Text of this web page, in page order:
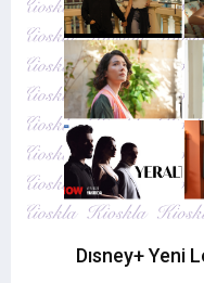
Dısney+ Yeni